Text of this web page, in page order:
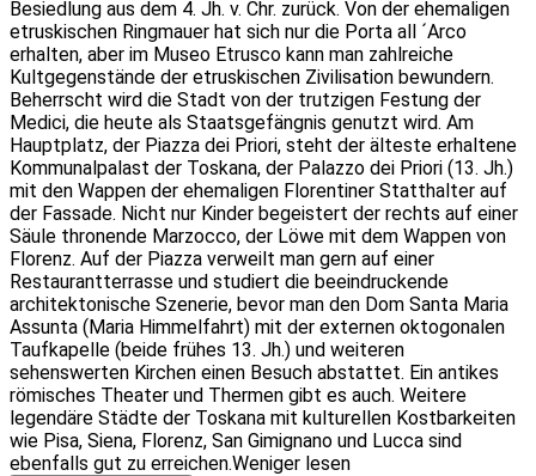
Besiedlung aus dem 4. Jh. v. Chr. zurück. Von der ehemaligen
etruskischen Ringmauer hat sich nur die Porta all ´Arco
erhalten, aber im Museo Etrusco kann man zahlreiche
Kultgegenstände der etruskischen Zivilisation bewundern.
Beherrscht wird die Stadt von der trutzigen Festung der
Medici, die heute als Staatsgefängnis genutzt wird. Am
Hauptplatz, der Piazza dei Priori, steht der älteste erhaltene
Kommunalpalast der Toskana, der Palazzo dei Priori (13. Jh.)
mit den Wappen der ehemaligen Florentiner Statthalter auf
der Fassade. Nicht nur Kinder begeistert der rechts auf einer
Säule thronende Marzocco, der Löwe mit dem Wappen von
Florenz. Auf der Piazza verweilt man gern auf einer
Restaurantterrasse und studiert die beeindruckende
architektonische Szenerie, bevor man den Dom Santa Maria
Assunta (Maria Himmelfahrt) mit der externen oktogonalen
Taufkapelle (beide frühes 13. Jh.) und weiteren
sehenswerten Kirchen einen Besuch abstattet. Ein antikes
römisches Theater und Thermen gibt es auch. Weitere
legendäre Städte der Toskana mit kulturellen Kostbarkeiten
wie Pisa, Siena, Florenz, San Gimignano und Lucca sind
ebenfalls gut zu erreichen.Weniger lesen